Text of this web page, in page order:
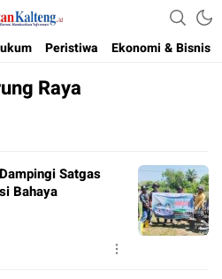
Kalteng
& Independent
Peristiwa Ekonomi & Bisnis
Raya
Satgas
Bahaya